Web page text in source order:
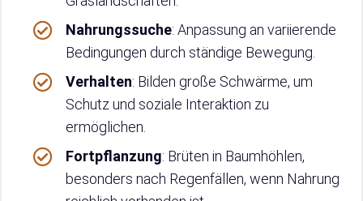
Nahrungssuche: Anpassung an variierende
Bedingungen durch ständige Bewegung.
Verhalten: Bilden große Schwärme, um
Schutz und soziale Interaktion zu
ermöglichen.
Fortpflanzung: Brüten in Baumhöhlen,
besonders nach Regenfällen, wenn Nahrung